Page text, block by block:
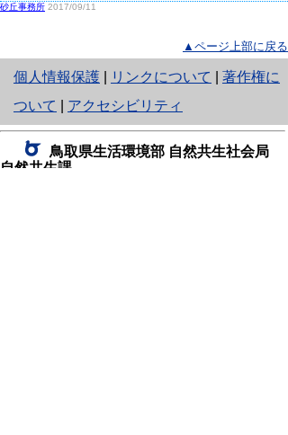
砂丘事務所 2017/09/11
▲ページ上部に戻る
個人情報保護
と
り
ネ
ッ
リンクについて
著作権に
ついて
アクセシビリティ
鳥取県生活環境部 自然共生社会局
自然共生課